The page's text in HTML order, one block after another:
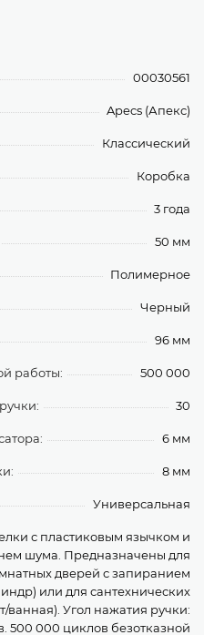
00030561
Apecs (Апекс)
Классический
Коробка
3 года
50 мм
Полимерное
Черный
96 мм
работы: 500 000
30
6 мм
8 мм
Универсальная
с пластиковым язычком и
шума. Предназначены для
дверей с запиранием
или для сантехнических
ванная). Угол нажатия ручки:
500 000 циклов безотказной